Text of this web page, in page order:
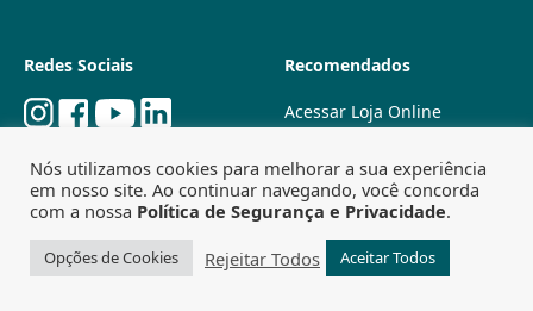
Redes Sociais Recomendados
Acessar Loja Online
Lojas Físicas
Trabalhe Conosco
Powered byAgência Especializada em SEO
Nós utilizamos cookies para melhorar a sua experiência
em nosso site. Ao continuar navegando, você concorda
com a nossa Política de Segurança e Privacidade.
Opções de Cookies Rejeitar Todos Aceitar Todos